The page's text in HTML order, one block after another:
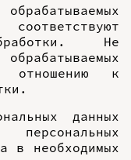
Не
отношению к
данных
персональных
в необходимых